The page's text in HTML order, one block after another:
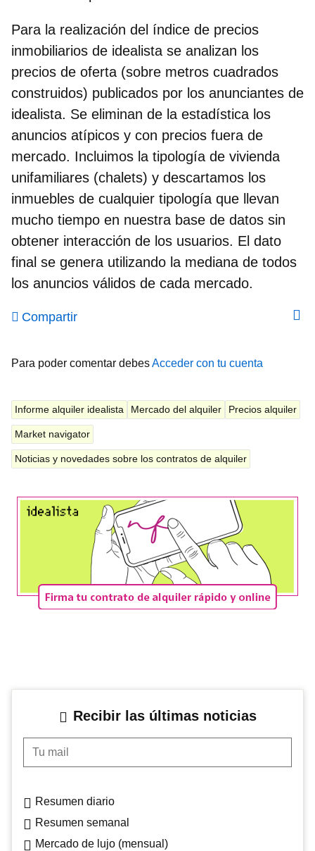
Para la realización del índice de precios
inmobiliarios de idealista se analizan los
precios de oferta (sobre metros cuadrados
construidos) publicados por los anunciantes de
idealista. Se eliminan de la estadística los
anuncios atípicos y con precios fuera de
mercado. Incluimos la tipología de vivienda
unifamiliares (chalets) y descartamos los
inmuebles de cualquier tipología que llevan
mucho tiempo en nuestra base de datos sin
obtener interacción de los usuarios. El dato
final se genera utilizando la mediana de todos
los anuncios válidos de cada mercado.
Compartir
Para poder comentar debesAcceder con tu cuenta
Informe alquiler idealista Mercado del alquiler Precios alquiler
Market navigator
Noticias y novedades sobre los contratos de alquiler
Recibir las últimas noticias
Tu mail
Resumen diario
Resumen semanal
Mercado de lujo (mensual)